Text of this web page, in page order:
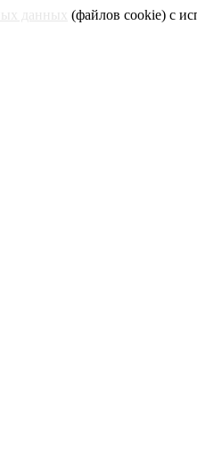
данных (файлов cookie) с